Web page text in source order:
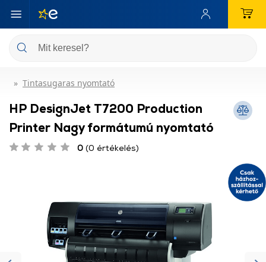
Tintasugaras nyomtató
HP DesignJet T7200 Production
Printer Nagy formátumú nyomtató
0 (0 értékelés)